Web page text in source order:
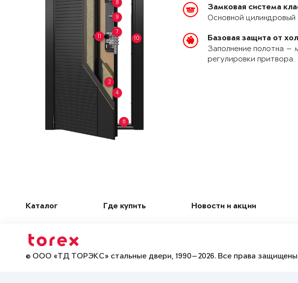
2
4
6
7
8
9
10
11
Замковая система
Основной цилиндровый
Базовая защита от
Заполнение полотна —
регулировки притвора.
Каталог Где купить Новости и акции
© ООО «ТД ТОРЭКС» стальные двери, 1990—2026. Все права